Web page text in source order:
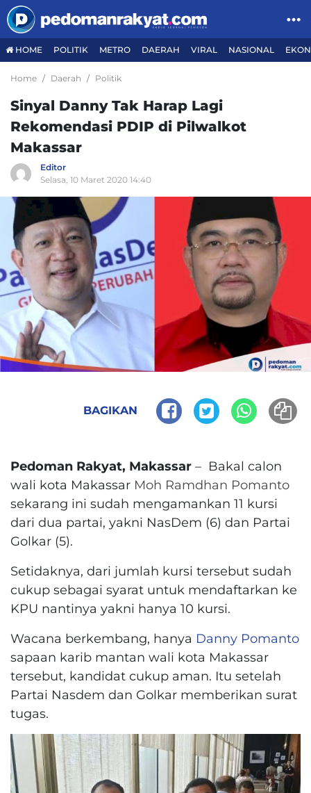
HOME POLITIK METRO DAERAH VIRAL NASIONAL
Home Daerah Politik
Sinyal Danny Tak Harap Lagi
Rekomendasi PDIP di Pilwalkot
Makassar
Editor
Selasa, 10 Maret 2020 14:40
BAGIKAN
Pedoman Rakyat, Makassar – Bakal calon
wali kota Makassar Moh Ramdhan Pomanto
sekarang ini sudah mengamankan 11 kursi
dari dua partai, yakni NasDem (6) dan Partai
Golkar (5).
Setidaknya, dari jumlah kursi tersebut sudah
cukup sebagai syarat untuk mendaftarkan ke
KPU nantinya yakni hanya 10 kursi.
Wacana berkembang, hanya Danny Pomanto
sapaan karib mantan wali kota Makassar
tersebut, kandidat cukup aman. Itu setelah
Partai Nasdem dan Golkar memberikan surat
tugas.